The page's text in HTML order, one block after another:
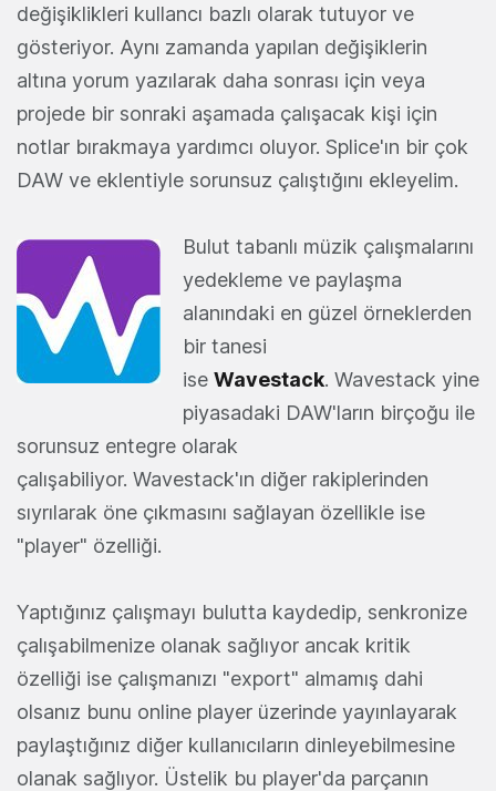
değişiklikleri kullancı bazlı olarak tutuyor ve
gösteriyor. Aynı zamanda yapılan değişiklerin
altına yorum yazılarak daha sonrası için veya
projede bir sonraki aşamada çalışacak kişi için
notlar bırakmaya yardımcı oluyor. Splice'ın bir çok
DAW ve eklentiyle sorunsuz çalıştığını ekleyelim.
Bulut tabanlı müzik çalışmalarını
yedekleme ve paylaşma
alanındaki en güzel örneklerden
bir tanesi
ise Wavestack. Wavestack yine
piyasadaki DAW'ların birçoğu ile
sorunsuz entegre olarak
çalışabiliyor. Wavestack'ın diğer rakiplerinden
sıyrılarak öne çıkmasını sağlayan özellikle ise
"player" özelliği.
Yaptığınız çalışmayı bulutta kaydedip, senkronize
çalışabilmenize olanak sağlıyor ancak kritik
özelliği ise çalışmanızı "export" almamış dahi
olsanız bunu online player üzerinde yayınlayarak
paylaştığınız diğer kullanıcıların dinleyebilmesine
olanak sağlıyor. Üstelik bu player'da parçanın